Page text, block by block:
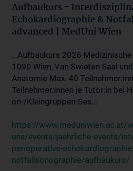
Aufbaukurs -
Echokardiographie &
advanced | MedUni Wien
...Aufbaukurs 2026
1090 Wien, Van Swieten Saal
Anatomie Max. 40
Teilnehmer:innen je Tutor:in bei
on-/Kleingruppen-Ses...
https://www.meduniwien.ac.at/
uns/events/jaehrliche-events/
perioperative-
notfallsonographie/aufbaukurs/